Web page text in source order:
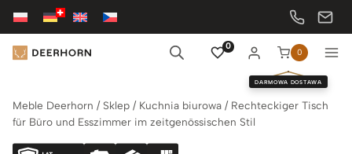
Przejdź
treści
0
0
DARMOWA DOSTAWA
Meble Deerhorn / Sklep / Kuchnia biurowa / Rechteckiger Tisch
für Büro und Esszimmer im zeitgenössischen Stil